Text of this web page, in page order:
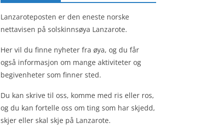
Lanzaroteposten er den eneste norske
nettavisen på solskinnsøya Lanzarote.
Her vil du finne nyheter fra øya, og du får
også informasjon om mange aktiviteter og
begivenheter som finner sted.
Du kan skrive til oss, komme med ris eller ros,
og du kan fortelle oss om ting som har skjedd,
skjer eller skal skje på Lanzarote.